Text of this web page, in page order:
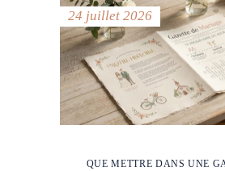
24 juillet 2026
QUE METTRE DANS UNE